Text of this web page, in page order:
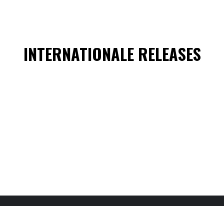
INTERNATIONALE RELEASES